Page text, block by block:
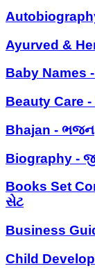
Ayurved &
Baby Names
Beauty Care
Bhajan - ભજન
Biography -
Books Set
સેટ
Business
Child